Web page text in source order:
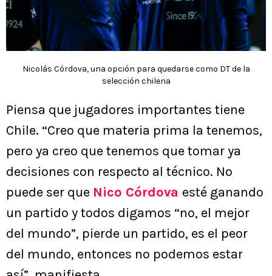
Nicolás Córdova, una opción para quedarse como DT de la
selección chilena
Piensa que jugadores importantes tiene
Chile. “Creo que materia prima la tenemos,
pero ya creo que tenemos que tomar ya
decisiones con respecto al técnico. No
puede ser que Nico Córdova esté ganando
un partido y todos digamos “no, el mejor
del mundo”, pierde un partido, es el peor
del mundo, entonces no podemos estar